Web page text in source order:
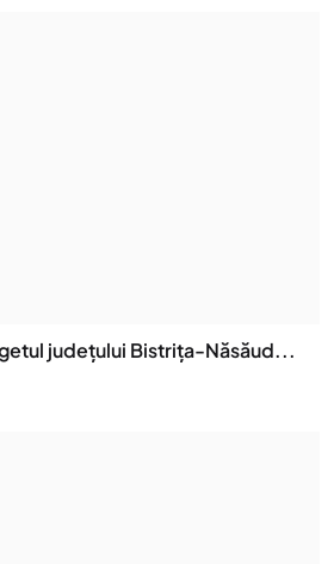
județului Bistrița-Năsăud...